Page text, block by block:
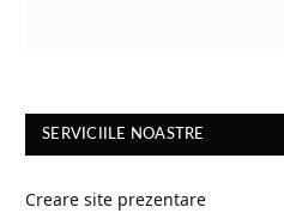
SERVICIILE NOASTRE
Creare site prezentare